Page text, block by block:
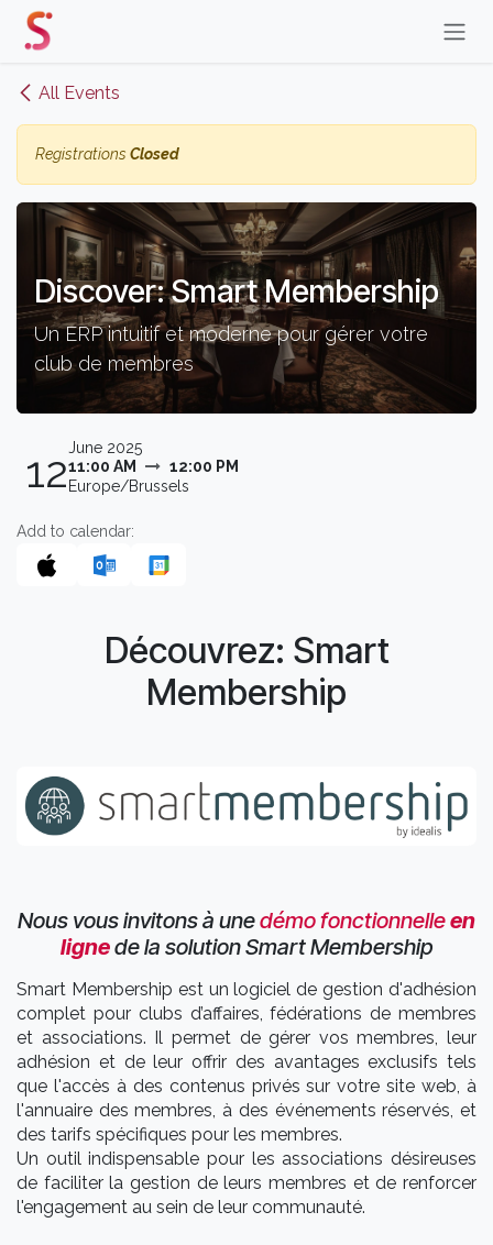
Skip to Content
All Events
Registrations Closed
Discover: Smart Membership
Un ERP intuitif et moderne pour gérer votre
club de membres
12June 2025
11:00 AM
12:00 PM
Europe/Brussels
Add to calendar:
Découvrez: Smart
Membership
Nous vous invitons à unedémo fonctionnelleen
lignede la solution Smart Membership
​Smart Membership est un logiciel de gestion d'adhésion
complet pour clubs d’affaires, fédérations de membres
et associations. Il permet de gérer vos membres, leur
adhésion et de leur offrir des avantages exclusifs tels
que l'accès à des contenus privés sur votre site web, à
l'annuaire des membres, à des événements réservés, et
des tarifs spécifiques pour les membres.
Un outil indispensable pour les associations désireuses
de faciliter la gestion de leurs membres et de renforcer
l'engagement au sein de leur communauté.